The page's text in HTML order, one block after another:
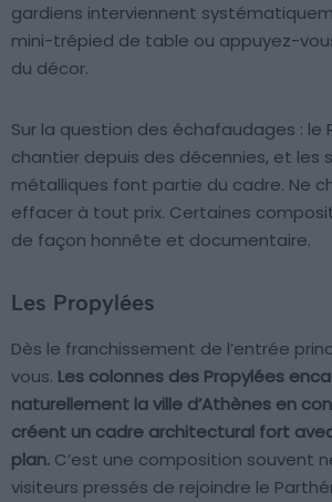
gardiens interviennent
mini-trépied de table ou appuyez-
du décor.
Sur la question des échafaudages : le
chantier depuis des décennies, et les
métalliques font partie du cadre. Ne
effacer à tout prix. Certaines
de façon honnête et documentaire.
Les Propylées
Dès le franchissement de l’entrée
vous. Les colonnes des Propylées
naturellement la ville d’Athènes en
créent un cadre architectural fort
plan. C’est une composition souvent
visiteurs pressés de rejoindre le